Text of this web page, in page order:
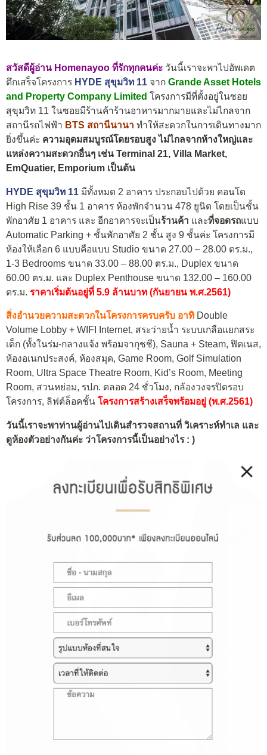
สวัสดีผู้อ่าน Homenayoo ที่รักทุกคนค่ะ วันนี้เราจะพาไปอัพเดต
ตึกเสร็จโครงการ HYDE สุขุมวิท 11 จาก Grande Asset Hotels
and Property Company Limited โครงการมีที่ตั้งอยู่ในซอย
สุขุมวิท 11 ในซอยมีร้านค้าร้านอาหารมากมายและไม่ไกลจาก
สถานีรถไฟฟ้า BTS สถานีนานา ทำให้สะดวกในการเดินทางมาก
ยิ่งขึ้นค่ะ ความอุดมสมบูรณ์โดยรอบสูง ไม่ไกลจากห้างใหญ่และ
แหล่งความสะดวกอื่นๆ เช่น Terminal 21, Villa Market,
EmQuatier, Emporium เป็นต้น
HYDE สุขุมวิท 11 มีทั้งหมด 2 อาคาร ประกอบไปด้วย คอนโด
High Rise 39 ชั้น 1 อาคาร ห้องพักจำนวน 478 ยูนิต โดยเป็นชั้น
พักอาศัย 1 อาคาร และ อีกอาคารจะเป็นร้านค้า และที่จอดรถแบบ
Automatic Parking + ชั้นพักอาศัย 2 ชั้น สูง 9 ชั้นค่ะ โครงการมี
ห้องให้เลือก 6 แบบคือแบบ Studio ขนาด 27.00 – 28.00 ตร.ม.,
1-3 Bedrooms ขนาด 33.00 – 88.00 ตร.ม., Duplex ขนาด
60.00 ตร.ม. และ Duplex Penthouse ขนาด 132.00 – 160.00
ตร.ม. ราคาเริ่มต้นอยู่ที่ 5.9 ล้านบาท (กันยายน พ.ศ.2561)
สิ่งอำนวยความสะดวกในโครงการครบครับ อาทิ Double
Volume Lobby + WIFI Internet, สระว่ายน้ำ ระบบเกลือแยกสระ
เด็ก (ทั้งในร่ม-กลางแจ้ง พร้อมจากุชชี), Sauna + Steam, ฟิตเนส,
ห้องอเนกประสงค์, ห้องสมุด, Game Room, Golf Simulation
Room, Ultra Space Theatre Room, Kid’s Room, Meeting
Room, สวนหย่อม, รปภ. ตลอด 24 ชั่วโมง, กล้องวงจรปิดรอบ
โครงการ, ลิฟต์ล็อคชั้น โครงการสร้างเสร็จพร้อมอยู่ (พ.ศ.2561)
วันนี้เราจะพาท่านผู้อ่านไปเดินสำรวจสถานที่ วิเคราะห์ทำเล และ
ดูห้องตัวอย่างกันค่ะ ว่าโครงการนี้เป็นอย่างไร : )